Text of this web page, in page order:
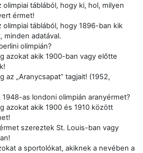
olimpiai táblából, hogy ki, hol, milyen
érmet!
olimpiai táblából, hogy 1896-ban kik
minden adatával.
olimpián?
azokat akik 1900-ban vagy előtte
az „Aranycsapat” tagjait! (1952,
1948-as londoni olimpián aranyérmet?
azokat akik 1900 és 1910 között
szereztek St. Louis-ban vagy
a sportolókat, akiknek a nevében a